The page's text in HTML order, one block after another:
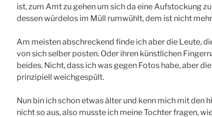
ist, zum Amt zu gehen um sich da eine Aufstockung
dessen würdelos im Müll rumwühlt, dem ist nicht
Am meisten abschreckend finde ich aber die Leute,
von sich selber posten. Oder ihren künstlichen
beides. Nicht, dass ich was gegen Fotos habe, aber
prinzipiell weichgespült.
Nun bin ich schon etwas älter und kenn mich mit den
nicht so aus, also musste ich meine Tochter fragen,